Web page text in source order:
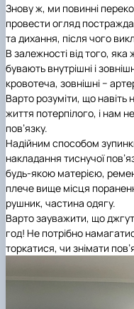
Знову ж, ми повинні
провести огляд
та дихання, після чого
В залежності від того,
бувають внутрішні і
кровотеча, зовнішні −
Варто розуміти, що навіть
життя потерпілого, і нам
пов’язку.
Надійним способом
накладання тиснучої
будь-якою матерією,
плече вище місця
рушник, частина одягу.
Варто зауважити, що
год! Не потрібно
торкатися, чи знімати